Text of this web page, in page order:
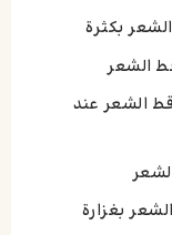
بکثرة
الشعر
الشعر عند
بغزارة